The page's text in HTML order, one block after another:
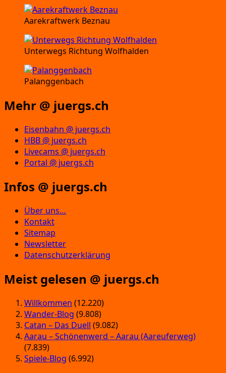
Aarekraftwerk Beznau
Unterwegs Richtung Wolfhalden
Palanggenbach
Mehr @ juergs.ch
Eisenbahn @ juergs.ch
HBB @ juergs.ch
Livecams @ juergs.ch
Portal @ juergs.ch
Infos @ juergs.ch
Über uns…
Kontakt
Sitemap
Newsletter
Datenschutzerklärung
Meist gelesen @ juergs.ch
Willkommen (12.220)
Wander-Blog (9.808)
Catan – Das Duell (9.082)
Aarau – Schönenwerd – Aarau (Aareuferweg)
(7.839)
Spiele-Blog (6.992)